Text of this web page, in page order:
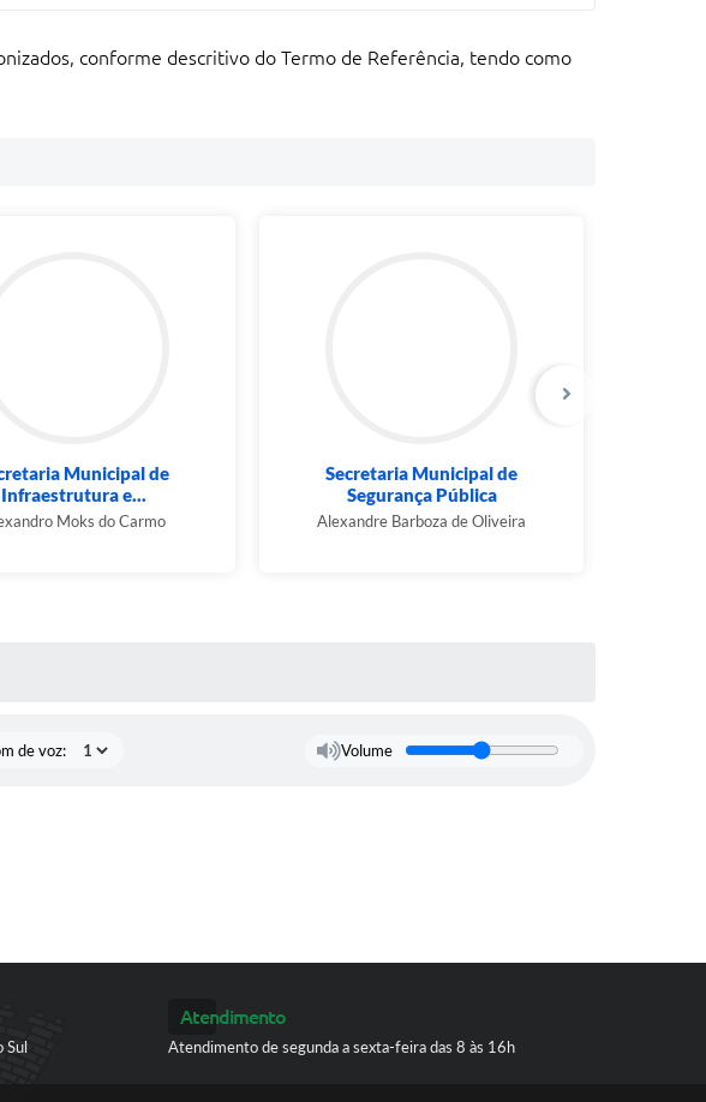
conforme descritivo do Termo de Referência, tendo como
Municipal de
Infraestrutura e...
Moks do Carmo
Secretaria Municipal de
Segurança Pública
Alexandre Barboza de Oliveira
de voz: Volume
Sul
Atendimento
Atendimento de segunda a sexta-feira das 8 às 16h